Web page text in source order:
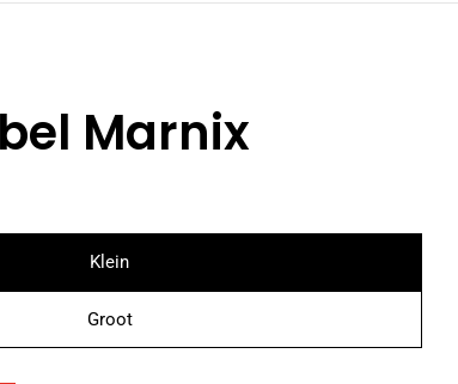
Marnix
Klein
Groot